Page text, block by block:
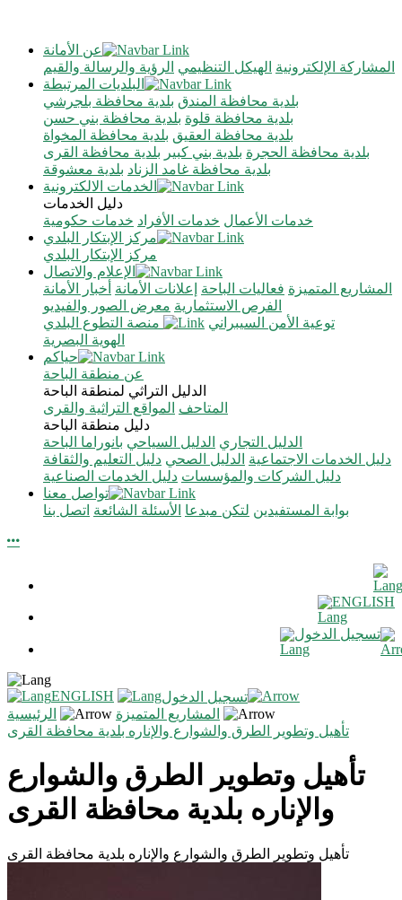
عن الأمانة
الرؤية والرسالة والقيم الهيكل التنظيمي المشاركة الإلكترونية
البلديات المرتبطة
بلدية محافظة بلجرشي بلدية محافظة المندق
بلدية محافظة بني حسن بلدية محافظة قلوة
بلدية محافظة المخواة بلدية محافظة العقيق
بلدية محافظة القرى بلدية بني كبير بلدية محافظة الحجرة
بلدية معشوقة بلدية محافظة غامد الزناد
الخدمات الالكترونية
دليل الخدمات
خدمات حكومية خدمات الأفراد خدمات الأعمال
مركز الإبتكار البلدي
مركز الإبتكار البلدي
الإعلام والاتصال
أخبار الأمانة إعلانات الأمانة فعاليات الباحة المشاريع المتميزة
معرض الصور والفيديو الفرص الاستثمارية
منصة التطوع البلدي
توعية الأمن السيبراني
الهوية البصرية
حياكم
عن منطقة الباحة
الدليل التراثي لمنطقة الباحة
المواقع التراثية والقرى المتاحف
دليل منطقة الباحة
بانوراما الباحة الدليل السياحي الدليل التجاري
دليل التعليم والثقافة الدليل الصحي دليل الخدمات الاجتماعية
دليل الخدمات الصناعية دليل الشركات والمؤسسات
تواصل معنا
اتصل بنا الأسئلة الشائعة لتكن مبدعا بوابة المستفيدين
ENGLISH
تسجيل الدخول
ENGLISH
تسجيل الدخول
الرئيسية
المشاريع المتميزة
تأهيل وتطوير الطرق والشوارع والإناره بلدية محافظة القرى
تأهيل وتطوير الطرق والشوارع
والإناره بلدية محافظة القرى
تأهيل وتطوير الطرق والشوارع والإناره بلدية محافظة القرى